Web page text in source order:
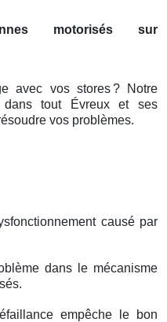
motorisés sur
avec vos stores? Notre
dans tout Évreux et ses
ésoudre vos probl èmes.
causé par
dans le mécanisme
empêche le bon